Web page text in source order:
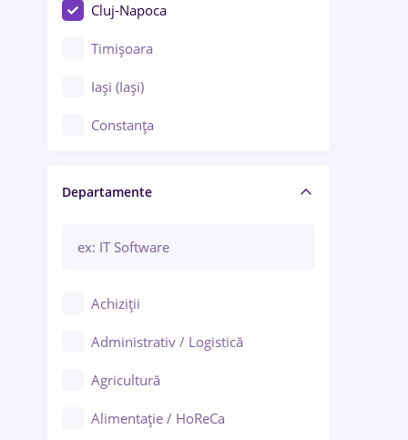
Cluj-Napoca
Timișoara
Iași (Iași)
Constanța
Brașov
Bacău
Galați (Galați)
Ploiești
Departamente
Achiziții
Administrativ / Logistică
Agricultură
Alimentație / HoReCa